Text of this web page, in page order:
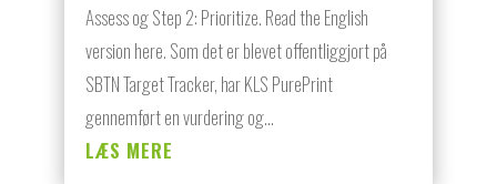
Assess og Step 2: Prioritize. Read the English
version here. Som det er blevet offentliggjort på
SBTN Target Tracker, har KLS PurePrint
gennemført en vurdering og...
LÆS MERE